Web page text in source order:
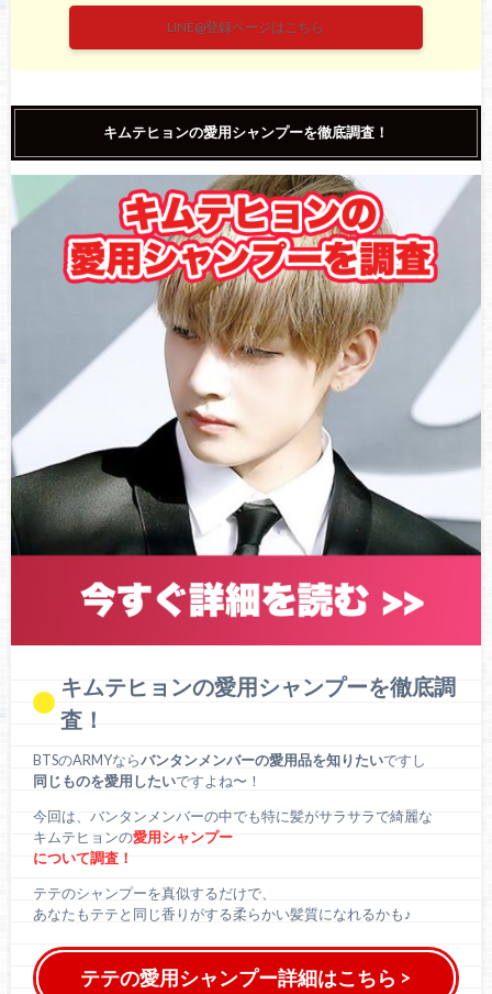
LINE@登録ページはこちら
キムテヒョンの愛用シャンプーを徹底調査！
キムテヒョンの愛用シャンプーを徹底調
査！
BTSのARMYならバンタンメンバーの愛用品を知りたいですし
同じものを愛用したいですよね〜！
今回は、バンタンメンバーの中でも特に髪がサラサラで綺麗な
キムテヒョンの愛用シャンプー
について調査！
テテのシャンプーを真似するだけで、
あなたもテテと同じ香りがする柔らかい髪質になれるかも♪
テテの愛用シャンプー詳細はこちら >